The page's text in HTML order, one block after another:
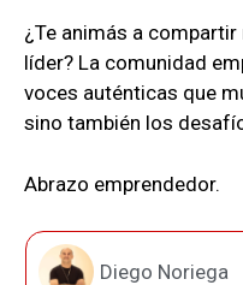
¿Te animás a
líder? La comunidad
voces auténticas que
sino también los
Abrazo emprendedor.
Diego Noriega